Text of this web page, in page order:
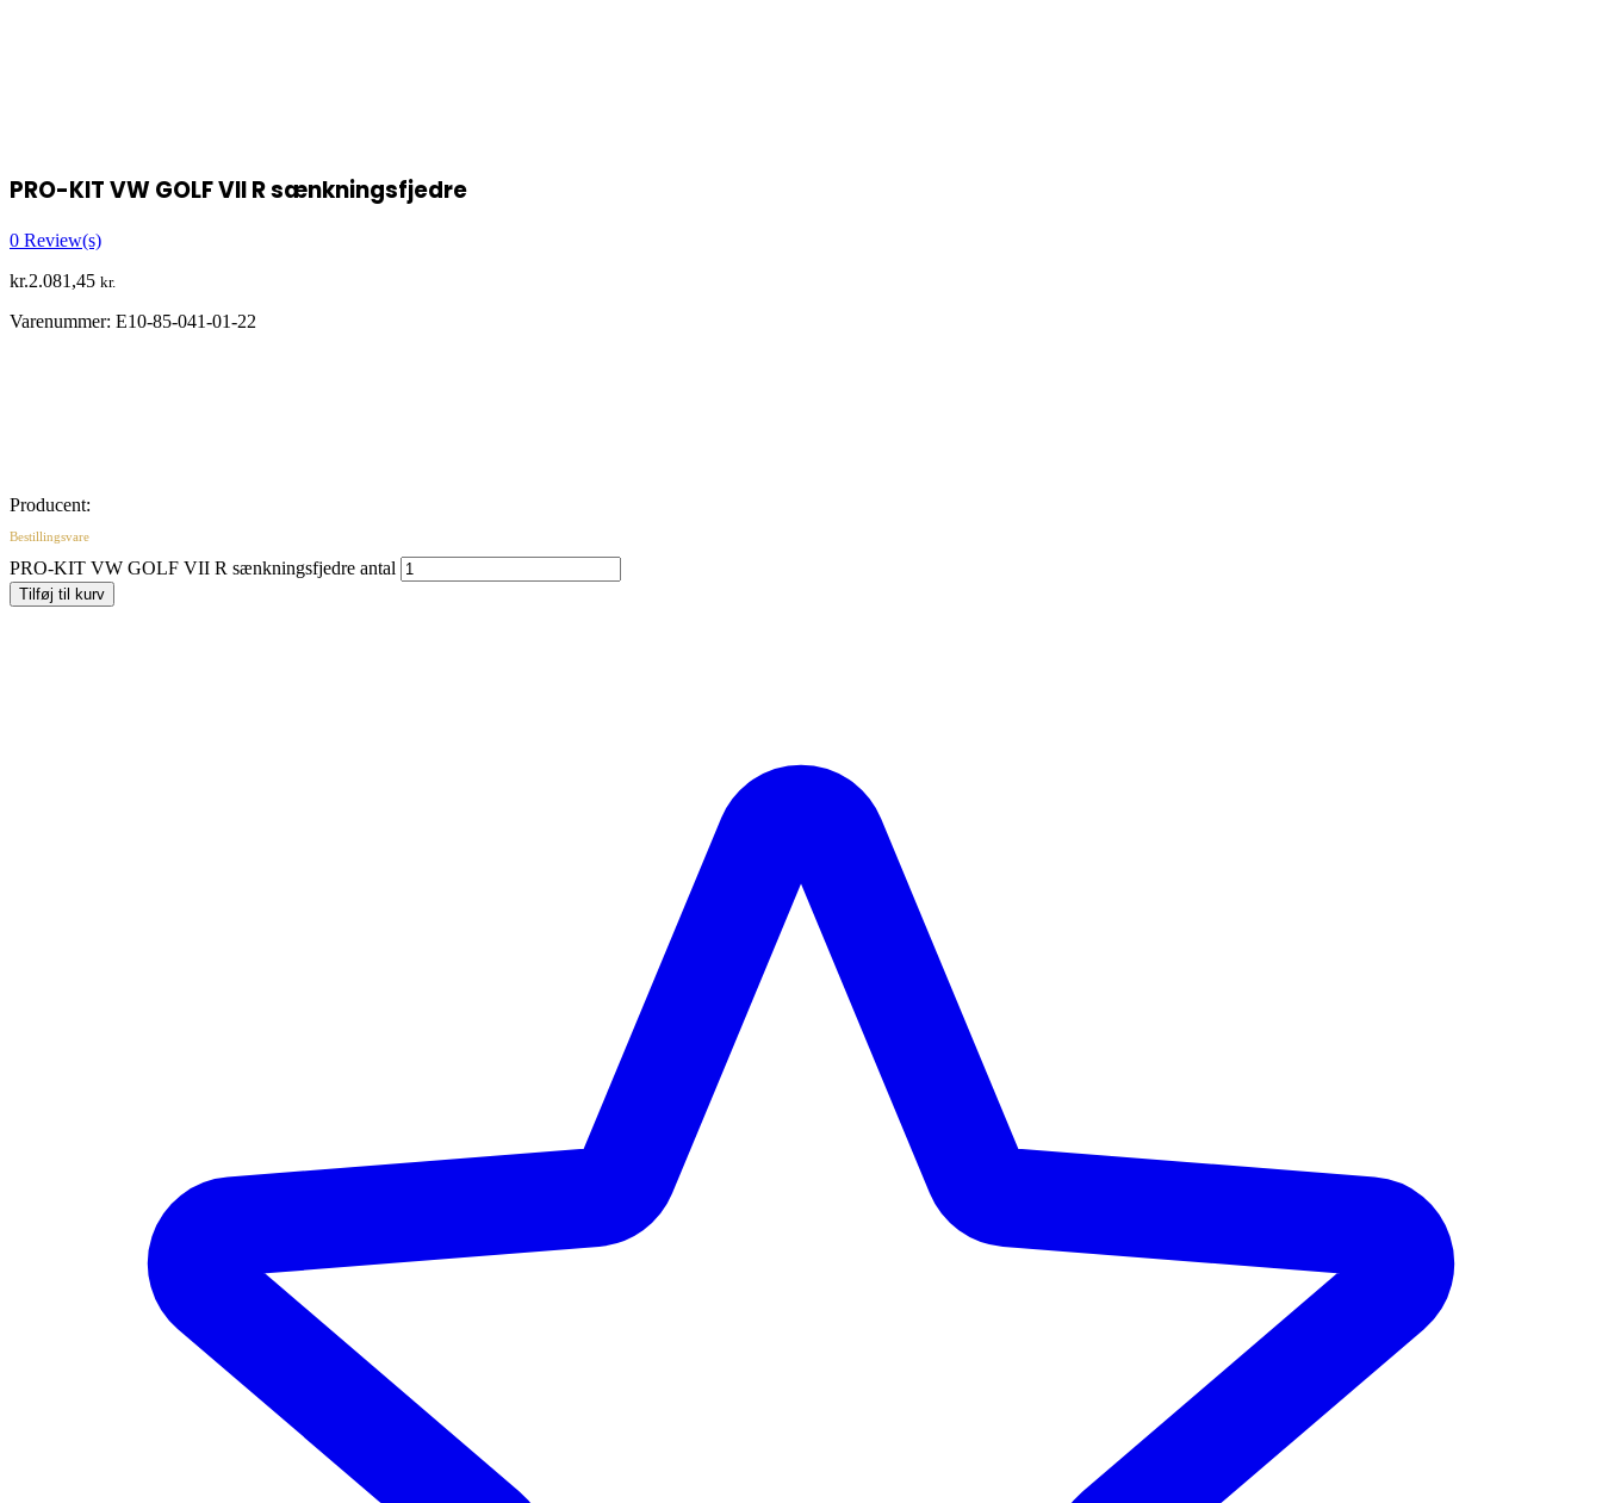
PRO-KIT VW GOLF VII R sænkningsfjedre
0 Review(s)
kr.2.081,45 kr.
Varenummer: E10-85-041-01-22
Producent:
Bestillingsvare
PRO-KIT VW GOLF VII R sænkningsfjedre antal
Tilføj til kurv